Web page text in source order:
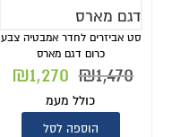
סט אביזרים לחדר אמבטיה צבע
כרום דגם מארס
₪1,470
₪1,270
כולל מעמ
הוספה לסל